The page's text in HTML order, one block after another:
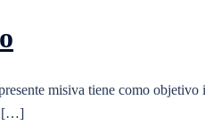
misiva tiene como
[…]